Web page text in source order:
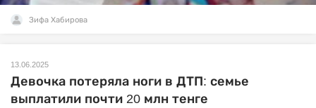
Зифа Хабирова
13.06.2025
Девочка потеряла ноги в ДТП: семье
выплатили почти 20 млн тенге